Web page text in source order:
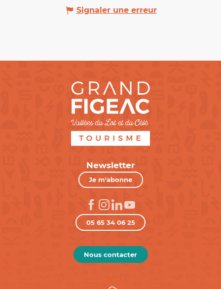
Signaler une erreur
Newsletter
Je m'abonne
05 65 34 06 25
Nous contacter